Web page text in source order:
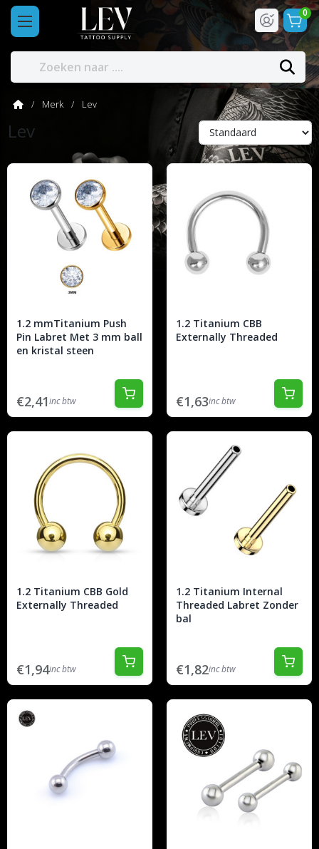
0
Merk Lev
Lev
1.2 mmTitanium Push
Pin Labret Met 3 mm ball
en kristal steen
€2,41inc btw
1.2 Titanium CBB
Externally Threaded
€1,63inc btw
1.2 Titanium CBB Gold
Externally Threaded
€1,94inc btw
1.2 Titanium Internal
Threaded Labret Zonder
bal
€1,82inc btw